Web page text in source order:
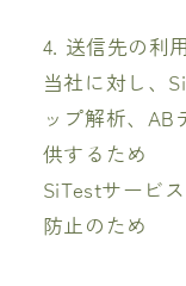
4. 送信先の利
当社に対し、
ップ解析、AB
供するため
SiTestサービ
防止のため